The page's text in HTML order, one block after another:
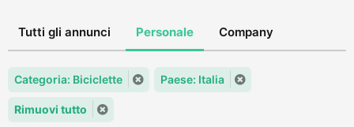
Tutti gli annunci Personale Company
Categoria: Biciclette Paese: Italia
Rimuovi tutto